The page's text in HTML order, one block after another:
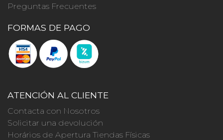
Preguntas Frecuentes
FORMAS DE PAGO
ATENCIÓN AL CLIENTE
Contacta con Nosotros
Solicitar una devolución
Horários de Apertura Tiendas Físicas